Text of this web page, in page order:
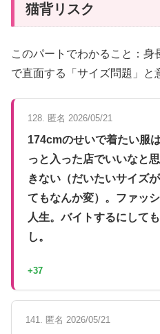
猫背リスク
このパートでわかること：
で直面する「サイズ問題」と
128. 匿名 2026/05/21
174cmのせいで着たい服
っと入った店でいいなと
きない（だいたいサイズ
てもなんか変）。ファッ
人生。バイトするにして
し。
+37
141. 匿名 2026/05/21